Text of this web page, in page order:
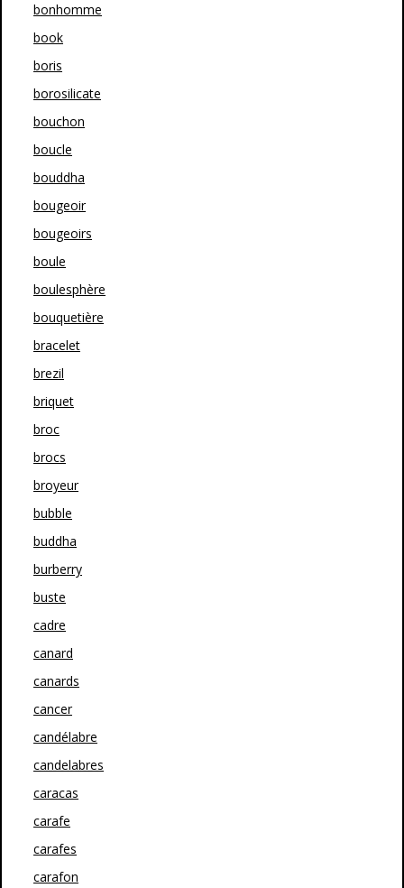
bonhomme
book
boris
borosilicate
bouchon
boucle
bouddha
bougeoir
bougeoirs
boule
boulesphère
bouquetière
bracelet
brezil
briquet
broc
brocs
broyeur
bubble
buddha
burberry
buste
cadre
canard
canards
cancer
candélabre
candelabres
caracas
carafe
carafes
carafon